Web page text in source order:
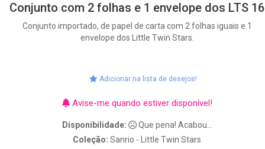
Conjunto com 2 folhas e 1 envelope dos LTS 16
Conjunto importado, de papel de carta com 2 folhas iguais e 1
envelope dos Little Twin Stars.
Adicionar na lista de desejos!
Avise-me quando estiver disponível!
Disponibilidade:
Que pena! Acabou...
Coleção: Sanrio - Little Twin Stars